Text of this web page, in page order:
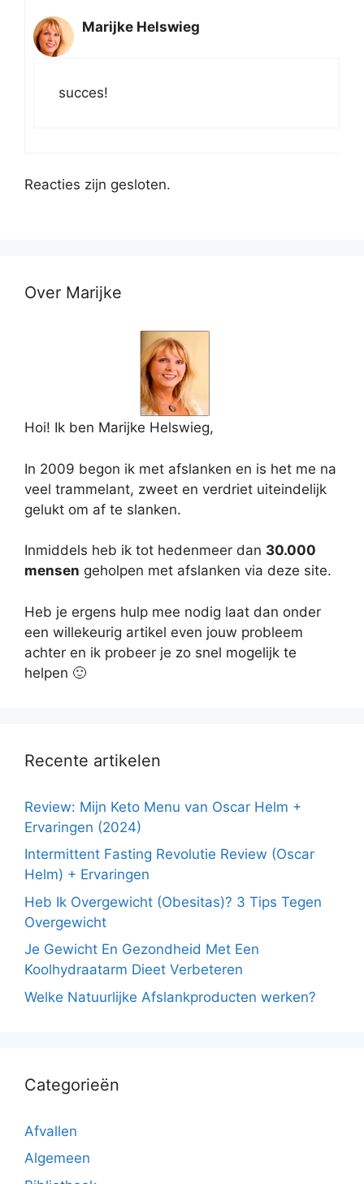
Marijke Helswieg
succes!
Reacties zijn gesloten.
Over Marijke
Hoi! Ik ben Marijke Helswieg,
In 2009 begon ik met afslanken en is het me na
veel trammelant, zweet en verdriet uiteindelijk
gelukt om af te slanken.
Inmiddels heb ik tot hedenmeer dan 30.000
mensen geholpen met afslanken via deze site.
Heb je ergens hulp mee nodig laat dan onder
een willekeurig artikel even jouw probleem
achter en ik probeer je zo snel mogelijk te
helpen 🙂
Recente artikelen
Review: Mijn Keto Menu van Oscar Helm +
Ervaringen (2024)
Intermittent Fasting Revolutie Review (Oscar
Helm) + Ervaringen
Heb Ik Overgewicht (Obesitas)? 3 Tips Tegen
Overgewicht
Je Gewicht En Gezondheid Met Een
Koolhydraatarm Dieet Verbeteren
Welke Natuurlijke Afslankproducten werken?
Categorieën
Afvallen
Algemeen